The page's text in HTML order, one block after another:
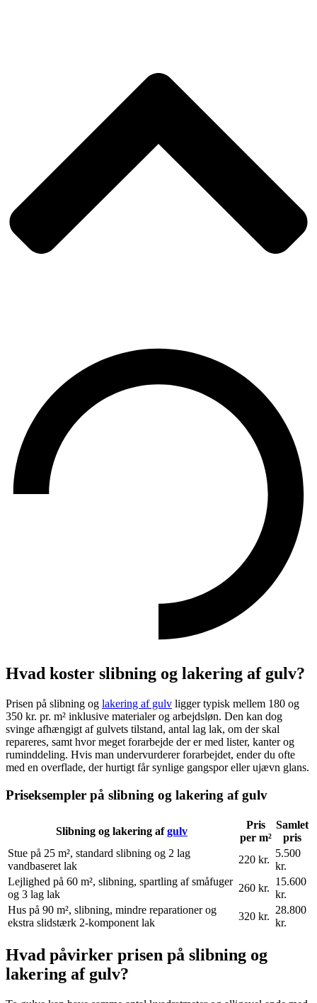
Hvad koster slibning og lakering af gulv?
Prisen på slibning og lakering af gulv ligger typisk mellem 180 og
350 kr. pr. m² inklusive materialer og arbejdsløn. Den kan dog
svinge afhængigt af gulvets tilstand, antal lag lak, om der skal
repareres, samt hvor meget forarbejde der er med lister, kanter og
ruminddeling. Hvis man undervurderer forarbejdet, ender du ofte
med en overflade, der hurtigt får synlige gangspor eller ujævn glans.
Priseksempler på slibning og lakering af gulv
Slibning og lakering afgulv
Pris
per m²
Samlet
pris
Stue på 25 m², standard slibning og 2 lag
vandbaseret lak
220 kr.
5.500
kr.
Lejlighed på 60 m², slibning, spartling af småfuger
og 3 lag lak
260 kr.
15.600
kr.
Hus på 90 m², slibning, mindre reparationer og
ekstra slidstærk 2-komponent lak
320 kr.
28.800
kr.
Hvad påvirker prisen på slibning og
lakering af gulv?